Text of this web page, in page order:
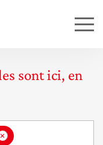
sont ici, en
×